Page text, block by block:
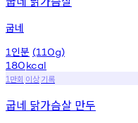
굽네
1 인분 (110g)
180kcal
1 만회 이상기록
굽네 닭가슴살 만두